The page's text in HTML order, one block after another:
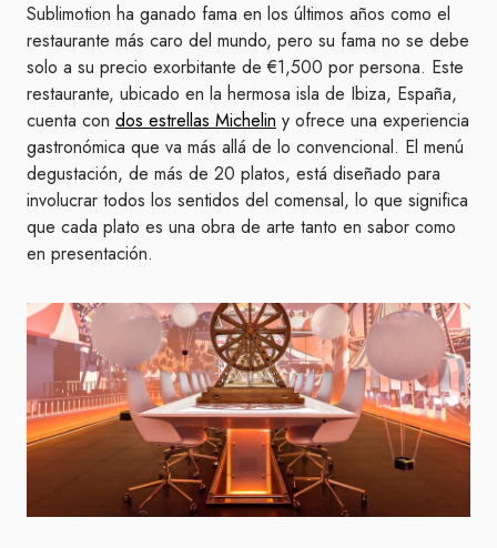
Sublimotion ha ganado fama en los últimos años como el
restaurante más caro del mundo, pero su fama no se debe
solo a su precio exorbitante de €1,500 por persona. Este
restaurante, ubicado en la hermosa isla de Ibiza, España,
cuenta con dos estrellas Michelin y ofrece una experiencia
gastronómica que va más allá de lo convencional. El menú
degustación, de más de 20 platos, está diseñado para
involucrar todos los sentidos del comensal, lo que significa
que cada plato es una obra de arte tanto en sabor como
en presentación.